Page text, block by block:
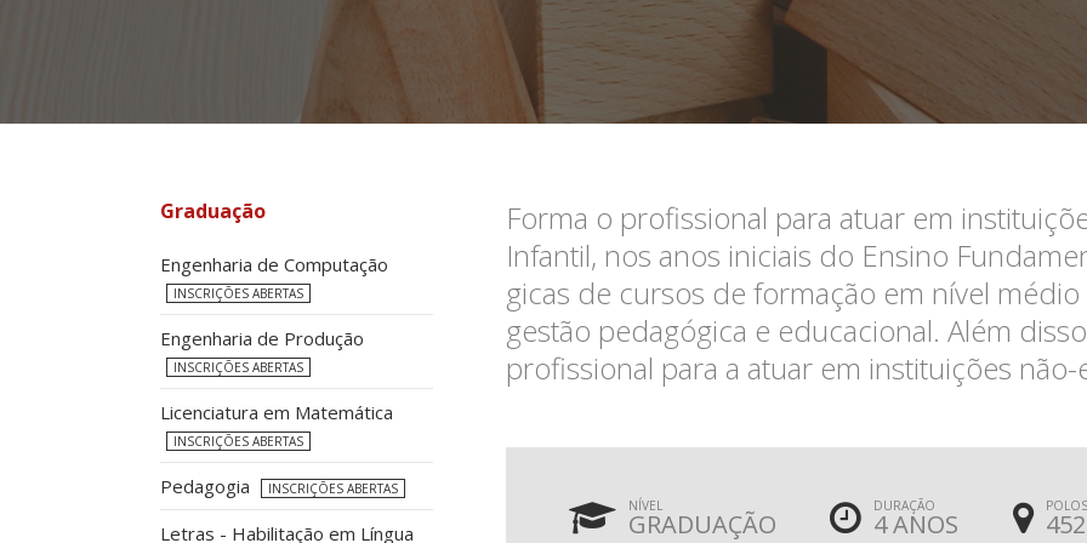
Forma o profissional para atuar em
Infantil, nos anos iniciais do Ensino
gicas de cursos de formação em nível
gestão pedagógica e educacional. Além
profissional para a atuar em instituições
NÍVEL
GRADUAÇÃO
DURAÇÃO
4 ANOS 452
Graduação
Engenharia de Computação
INSCRIÇÕES ABERTAS
Engenharia de Produção
INSCRIÇÕES ABERTAS
Licenciatura em Matemática
INSCRIÇÕES ABERTAS
Pedagogia INSCRIÇÕES ABERTAS
Letras - Habilitação em Língua